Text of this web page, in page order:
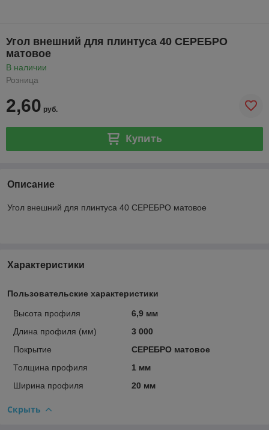
Угол внешний для плинтуса 40 СЕРЕБРО
матовое
В наличии
Розница
2,60 руб.
Купить
Описание
Угол внешний для плинтуса 40 СЕРЕБРО матовое
Характеристики
Пользовательские характеристики
Высота профиля
6,9 мм
Длина профиля (мм)
3 000
Покрытие
СЕРЕБРО матовое
Толщина профиля
1 мм
Ширина профиля
20 мм
Скрыть